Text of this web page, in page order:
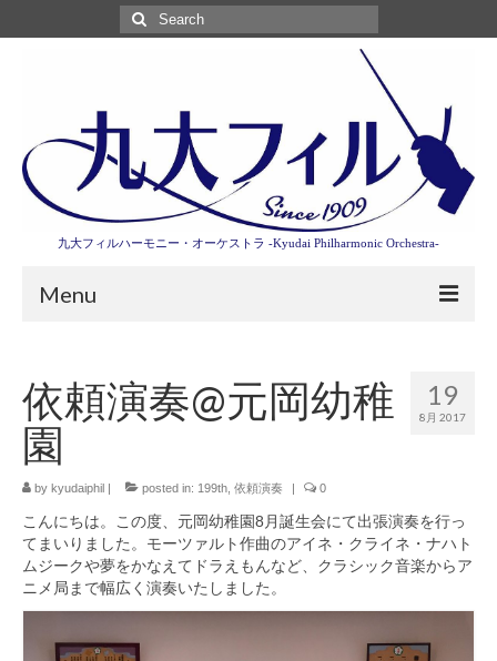
Search
for:
九大フィルハーモニー・オーケストラ -Kyudai Philharmonic Orchestra-
Menu
演奏会情報
卒業記念演奏会2027
九大フィルとは
九大フィルの歴史
ご寄付のお願い
19
8月 2017
依頼演奏@元岡幼稚
園
by kyudaiphil posted in: 199th 依頼演奏 0
こんにちは。この度、 元岡幼稚園8月誕生会にて出張演奏を行っ
てまいりました。 モーツァルト作曲のアイネ・クライネ・ ナハト
ムジークや夢をかなえてドラえもんなど、 クラシック音楽からア
ニメ局まで幅広く演奏いたしました。